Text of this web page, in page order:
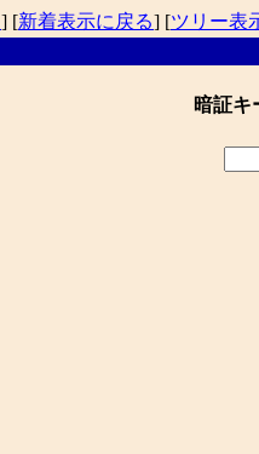
] [新着表示に戻る] [ツリー表
暗証キ